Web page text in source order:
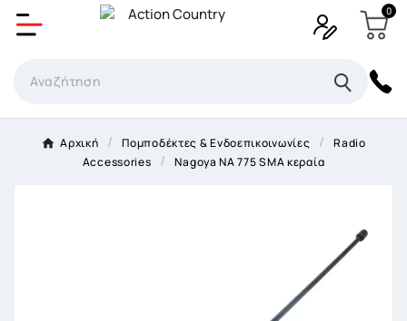
0
Αρχική Πομποδέκτες & Ενδοεπικοινωνίες
Radio
Accessories
Nagoya NA 775 SMA κεραία
Δημιουργία λίστα επιθυμητών
×
Όνομα Λίστα επιθυμιτών
Ακύρωση Δημιουργία λίστα επιθυμητών